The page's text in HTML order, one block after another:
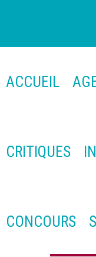
ACCUEIL
CRITIQUES
CONCOURS